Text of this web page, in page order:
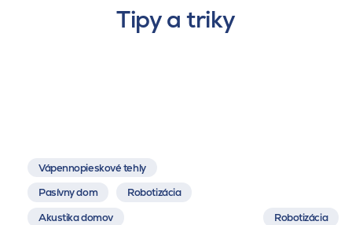
Tipy a triky
Vápennopieskové tehly
Pasívny dom
Robotizácia
Akustika domov
Robotizácia